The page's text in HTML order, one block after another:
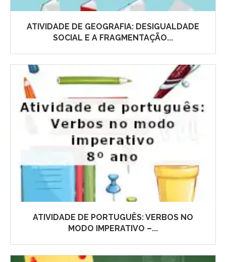
ATIVIDADE DE GEOGRAFIA: DESIGUALDADE
SOCIAL E A FRAGMENTAÇÃO...
ATIVIDADE DE PORTUGUÊS: VERBOS NO
MODO IMPERATIVO –...